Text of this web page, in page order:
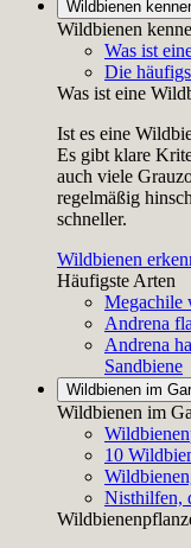
Wildbienen
Wildbienen
Was ist
Die
Was ist eine
Ist es eine
Es gibt klare
auch viele
regelmäßig
schneller.
Wildbienen
Häufigste Arten
Megachile
Andrena
Andrena
Sandbiene
Wildbienen im
Wildbienen im
10
Nisthilfen,